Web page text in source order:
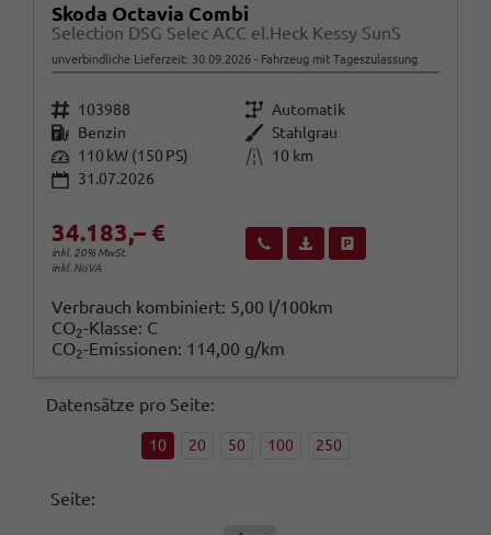
Skoda Octavia Combi
Selection DSG Selec ACC el.Heck Kessy SunS
unverbindliche Lieferzeit: 30.09.2026 Fahrzeug mit Tageszulassung
Fahrzeugnr. 103988 Getriebe Automatik
Kraftstoff Benzin Außenfarbe
Stahlgrau
Leistung 110 kW (150 PS) Kilometerstand
10 km
31.07.2026
34.183,– €
inkl. 20% MwSt.
inkl. NoVA
Wir rufen Sie anFahrzeugexposé (PDF)
Verbrauch kombiniert: 5,00 l/100km
CO2-Klasse: C
CO2-Emissionen: 114,00 g/km
Datensätze pro Seite:
10 20 50 100 250
Seite: